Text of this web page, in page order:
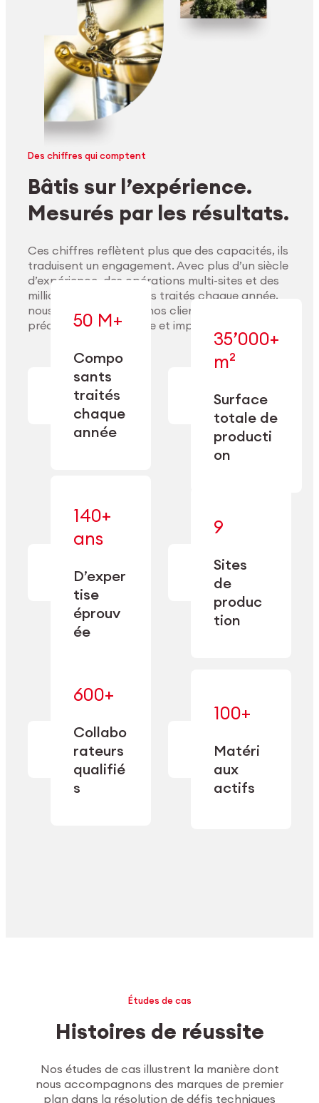
Explorer les matériaux
Des chiffres qui comptent
Bâtis sur l’expérience.
Mesurés par les résultats.
Ces chiffres reflètent plus que des capacités, ils
traduisent un engagement. Avec plus d’un siècle
d’expérience, des opérations multi-sites et des
millions de composants traités chaque année,
nous accompagnons nos clients pour délivrer
précision, performance et impact durable.
50 M+
Compo
sants
traités
chaque
année
— en usinage,
nettoyage et
conditionnement.
35’000+
m²
Surface
totale de
producti
on
— conçue pour
précision et la
flexibilité
opérationnelle.
140+
ans
D’exper
tise
éprouv
ée
précision
1885.
9
Sites
de
produc
tion
approfondie
capacité de
double
600+
Collabo
rateurs
qualifié
s
expertise
transformée
performance
100+
Matéri
aux
actifs
— maîtrisés
et adaptés
exigences
de chaque
secteur.
Études de cas
Histoires de réussite
Nos études de cas illustrent la manière dont
nous accompagnons des marques de premier
plan dans la résolution de défis techniques